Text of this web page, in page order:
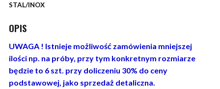
STAL/INOX
OPIS
UWAGA ! Istnieje możliwość zamówienia mniejszej
ilości np. na próby, przy tym konkretnym rozmiarze
będzie to 6 szt. przy doliczeniu 30% do ceny
podstawowej, jako sprzedaż detaliczna.